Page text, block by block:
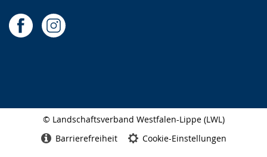
© Landschaftsverband Westfalen-Lippe (LWL)
Barrierefreiheit Cookie-Einstellungen